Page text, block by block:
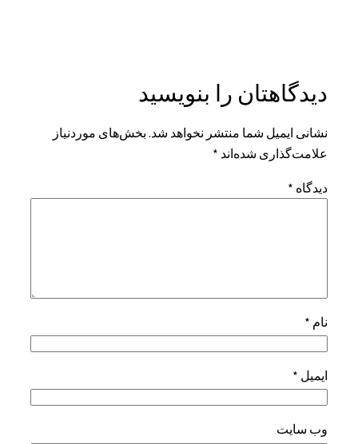
دیدگاهتان را بنویسید
نشانی ایمیل شما منتشر نخواهد شد. بخش‌های موردنیاز
علامت‌گذاری شده‌اند *
دیدگاه *
نام *
ایمیل *
وب‌ سایت